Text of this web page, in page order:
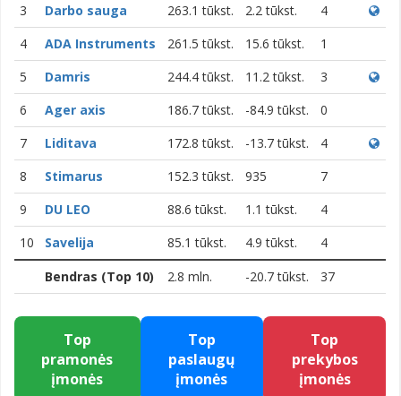
3
Darbo sauga 263.1 tūkst. 2.2 tūkst.
4
4
ADA Instruments 261.5 tūkst. 15.6 tūkst.
1
5
Damris 244.4 tūkst. 11.2 tūkst.
3
6
Ager axis 186.7 tūkst. -84.9 tūkst.
0
7
Liditava 172.8 tūkst. -13.7 tūkst.
4
8
Stimarus 152.3 tūkst. 935
7
9
DU LEO 88.6 tūkst. 1.1 tūkst.
4
10
Savelija 85.1 tūkst. 4.9 tūkst.
4
Bendras (Top 10)
2.8 mln. -20.7 tūkst. 37
Top
pramonės
įmonės
Top
paslaugų
įmonės
Top
prekybos
įmonės